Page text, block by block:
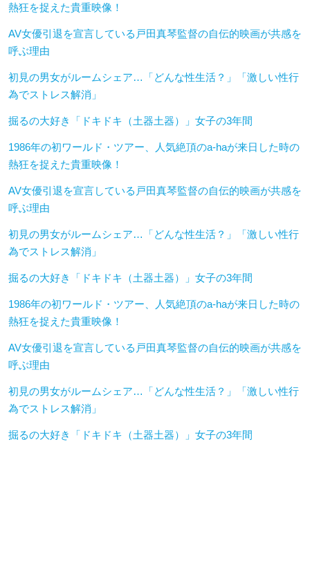
熱狂を捉えた貴重映像！
AV女優引退を宣言している戸田真琴監督の自伝的映画が共感を
呼ぶ理由
初見の男女がルームシェア…「どんな性生活？」「激しい性行
為でストレス解消」
掘るの大好き「ドキドキ（土器土器）」女子の3年間
1986年の初ワールド・ツアー、人気絶頂のa-haが来日した時の
熱狂を捉えた貴重映像！
AV女優引退を宣言している戸田真琴監督の自伝的映画が共感を
呼ぶ理由
初見の男女がルームシェア…「どんな性生活？」「激しい性行
為でストレス解消」
掘るの大好き「ドキドキ（土器土器）」女子の3年間
1986年の初ワールド・ツアー、人気絶頂のa-haが来日した時の
熱狂を捉えた貴重映像！
AV女優引退を宣言している戸田真琴監督の自伝的映画が共感を
呼ぶ理由
初見の男女がルームシェア…「どんな性生活？」「激しい性行
為でストレス解消」
掘るの大好き「ドキドキ（土器土器）」女子の3年間